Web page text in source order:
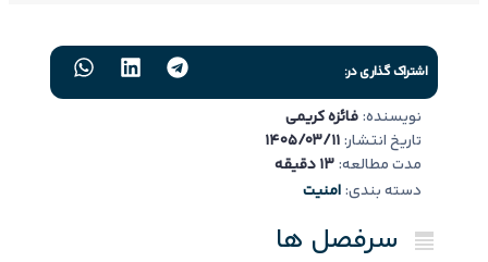
اشتراک گذاری در:
نویسنده:فائزه کریمی
تاریخ انتشار:1405/03/11
مدت مطالعه:13 دقیقه
دسته بندی:امنیت
سرفصل ها